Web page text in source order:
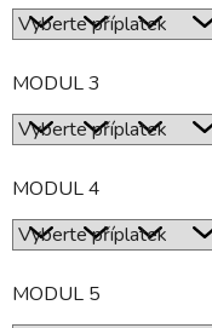
MODUL 3
MODUL 4
MODUL 5